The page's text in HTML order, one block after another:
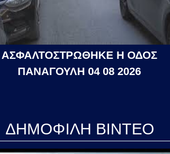
ΑΣΦΑΛΤΟΣΤΡΩΘΗΚΕ Η ΟΔΟΣ
ΠΑΝΑΓΟΥΛΗ 04 08 2026
ΔΗΜΟΦΙΛΗ ΒΙΝΤΕΟ